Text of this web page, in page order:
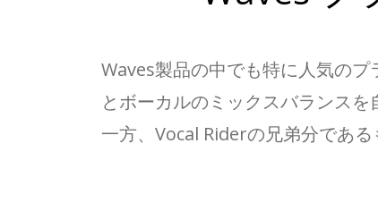
Waves製品の中でも特に人気の
とボーカルのミックスバランスを
一方、Vocal Riderの兄弟分であ